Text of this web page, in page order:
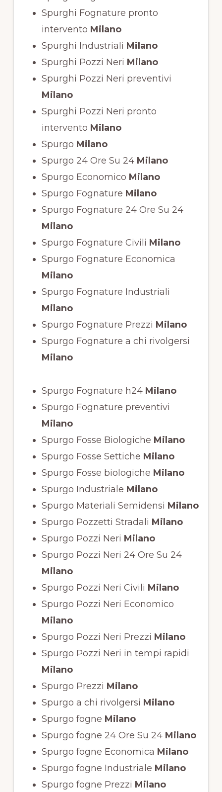
Spurghi Fognature pronto
intervento Milano
Spurghi Industriali Milano
Spurghi Pozzi Neri Milano
Spurghi Pozzi Neri preventivi
Milano
Spurghi Pozzi Neri pronto
intervento Milano
Spurgo Milano
Spurgo 24 Ore Su 24Milano
Spurgo Economico Milano
Spurgo Fognature Milano
Spurgo Fognature 24 Ore Su 24
Milano
Spurgo Fognature Civili Milano
Spurgo Fognature Economica
Milano
Spurgo Fognature Industriali
Milano
Spurgo Fognature Prezzi Milano
Spurgo Fognature a chi rivolgersi
Milano
Spurgo Fognature h24Milano
Spurgo Fognature preventivi
Milano
Spurgo Fosse Biologiche Milano
Spurgo Fosse Settiche Milano
Spurgo Fosse biologiche Milano
Spurgo Industriale Milano
Spurgo Materiali Semidensi Milano
Spurgo Pozzetti Stradali Milano
Spurgo Pozzi Neri Milano
Spurgo Pozzi Neri 24 Ore Su 24
Milano
Spurgo Pozzi Neri Civili Milano
Spurgo Pozzi Neri Economico
Milano
Spurgo Pozzi Neri Prezzi Milano
Spurgo Pozzi Neri in tempi rapidi
Milano
Spurgo Prezzi Milano
Spurgo a chi rivolgersi Milano
Spurgo fogne Milano
Spurgo fogne 24 Ore Su 24Milano
Spurgo fogne Economica Milano
Spurgo fogne Industriale Milano
Spurgo fogne Prezzi Milano